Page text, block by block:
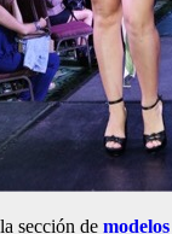
sección de modelos